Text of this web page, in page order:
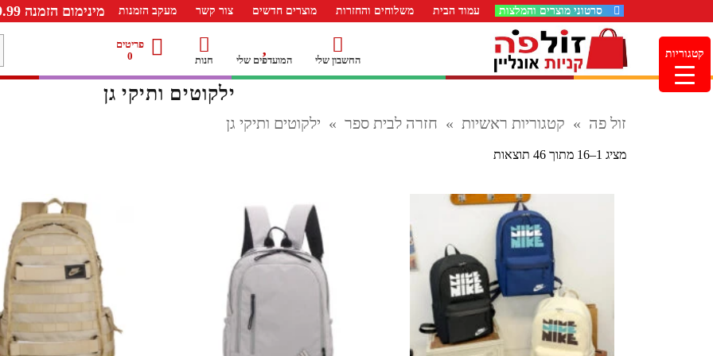
סרטוני מוצרים והמלצות עמוד הבית משלוחים והחזרות מוצרים חדשים צור קשר מעקב הזמנות מינימום הזמנה 99.99 ש"ח – משלוח חינם ברכישה מעל 249.99ש"ח
החשבון שלי המועדפים שלי חנות
פריטים
0
ילקוטים ותיקי גן
זול פה » קטגוריות ראשיות » חזרה לבית ספר » ילקוטים ותיקי גן
מציג 1–16 מתוך 46 תוצאות
הפריט
קטגוריות